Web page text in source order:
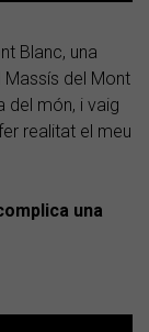
Blanc, una
del Mont
del món, i vaig
realitat el meu
una